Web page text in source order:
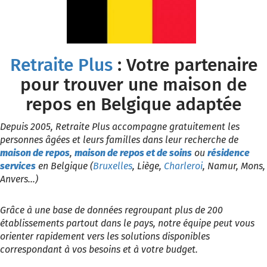
Retraite Plus: Votre partenaire
pour trouver une maison de
repos en Belgique adaptée
Depuis 2005, Retraite Plus accompagne gratuitement les
personnes âgées et leurs familles dans leur recherche de
maison de repos, maison de repos et de soins ou résidence
services en Belgique (Bruxelles, Liège, Charleroi, Namur, Mons,
Anvers...)
Grâce à une base de données regroupant plus de 200
établissements partout dans le pays, notre équipe peut vous
orienter rapidement vers les solutions disponibles
correspondant à vos besoins et à votre budget.